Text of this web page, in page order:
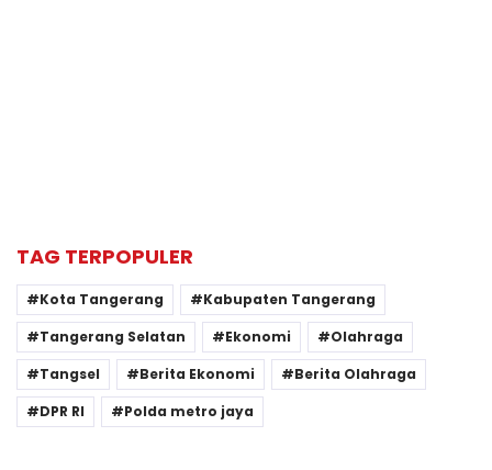
TAG TERPOPULER
Kota Tangerang
Kabupaten Tangerang
Tangerang Selatan
Ekonomi
Olahraga
Tangsel
Berita Ekonomi
Berita Olahraga
DPR RI
Polda metro jaya